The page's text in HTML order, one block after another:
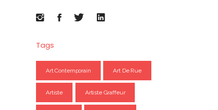
Tags
Art Contemporain Art De Rue
Artiste Artiste Graffeur